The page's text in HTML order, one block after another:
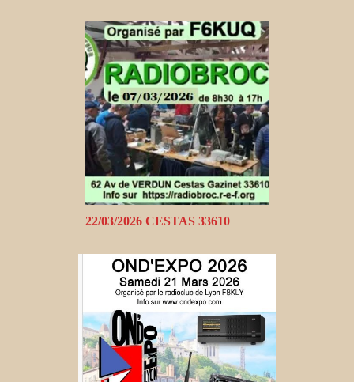
22/03/2026 CESTAS 33610